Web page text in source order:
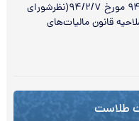
نامه شماره ۹۴/۱۰۲/۳۵۱ مورخ ۹۴/۲/۷(نظرشورای
قانون مالیات‌های
طلاست